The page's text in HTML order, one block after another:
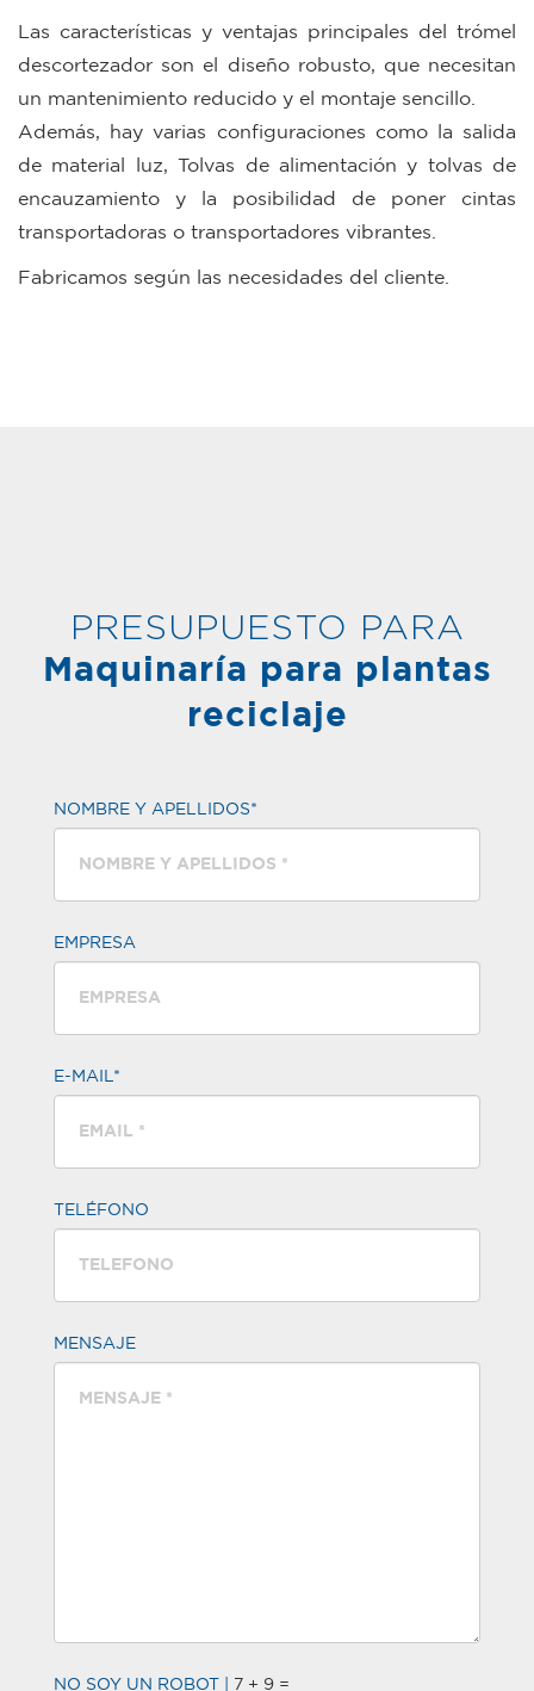
Las características y ventajas principales del trómel
descortezador son el diseño robusto, que necesitan
un mantenimiento reducido y el montaje sencillo.
Además, hay varias configuraciones como la salida
de material luz, Tolvas de alimentación y tolvas de
encauzamiento y la posibilidad de poner cintas
transportadoras o transportadores vibrantes.
Fabricamos según las necesidades del cliente.
PRESUPUESTO PARA
Maquinaría para plantas
reciclaje
NOMBRE Y APELLIDOS*
EMPRESA
E-MAIL*
TELÉFONO
MENSAJE
NO SOY UN ROBOT 7 + 9 =